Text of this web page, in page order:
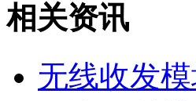
相关资讯
无线收发